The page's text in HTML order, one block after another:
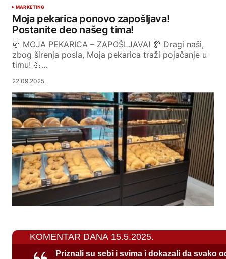
MARKETING
Moja pekarica ponovo zapošljava!
Postanite deo našeg tima!
🥐 MOJA PEKARICA – ZAPOŠLJAVA! 🥐 Dragi naši,
zbog širenja posla, Moja pekarica traži pojačanje u
timu! 💪…
22.09.2025.
KOMENTAR DANA 15.5.2025.
Priznali su sebi i svima i dokazali da svako